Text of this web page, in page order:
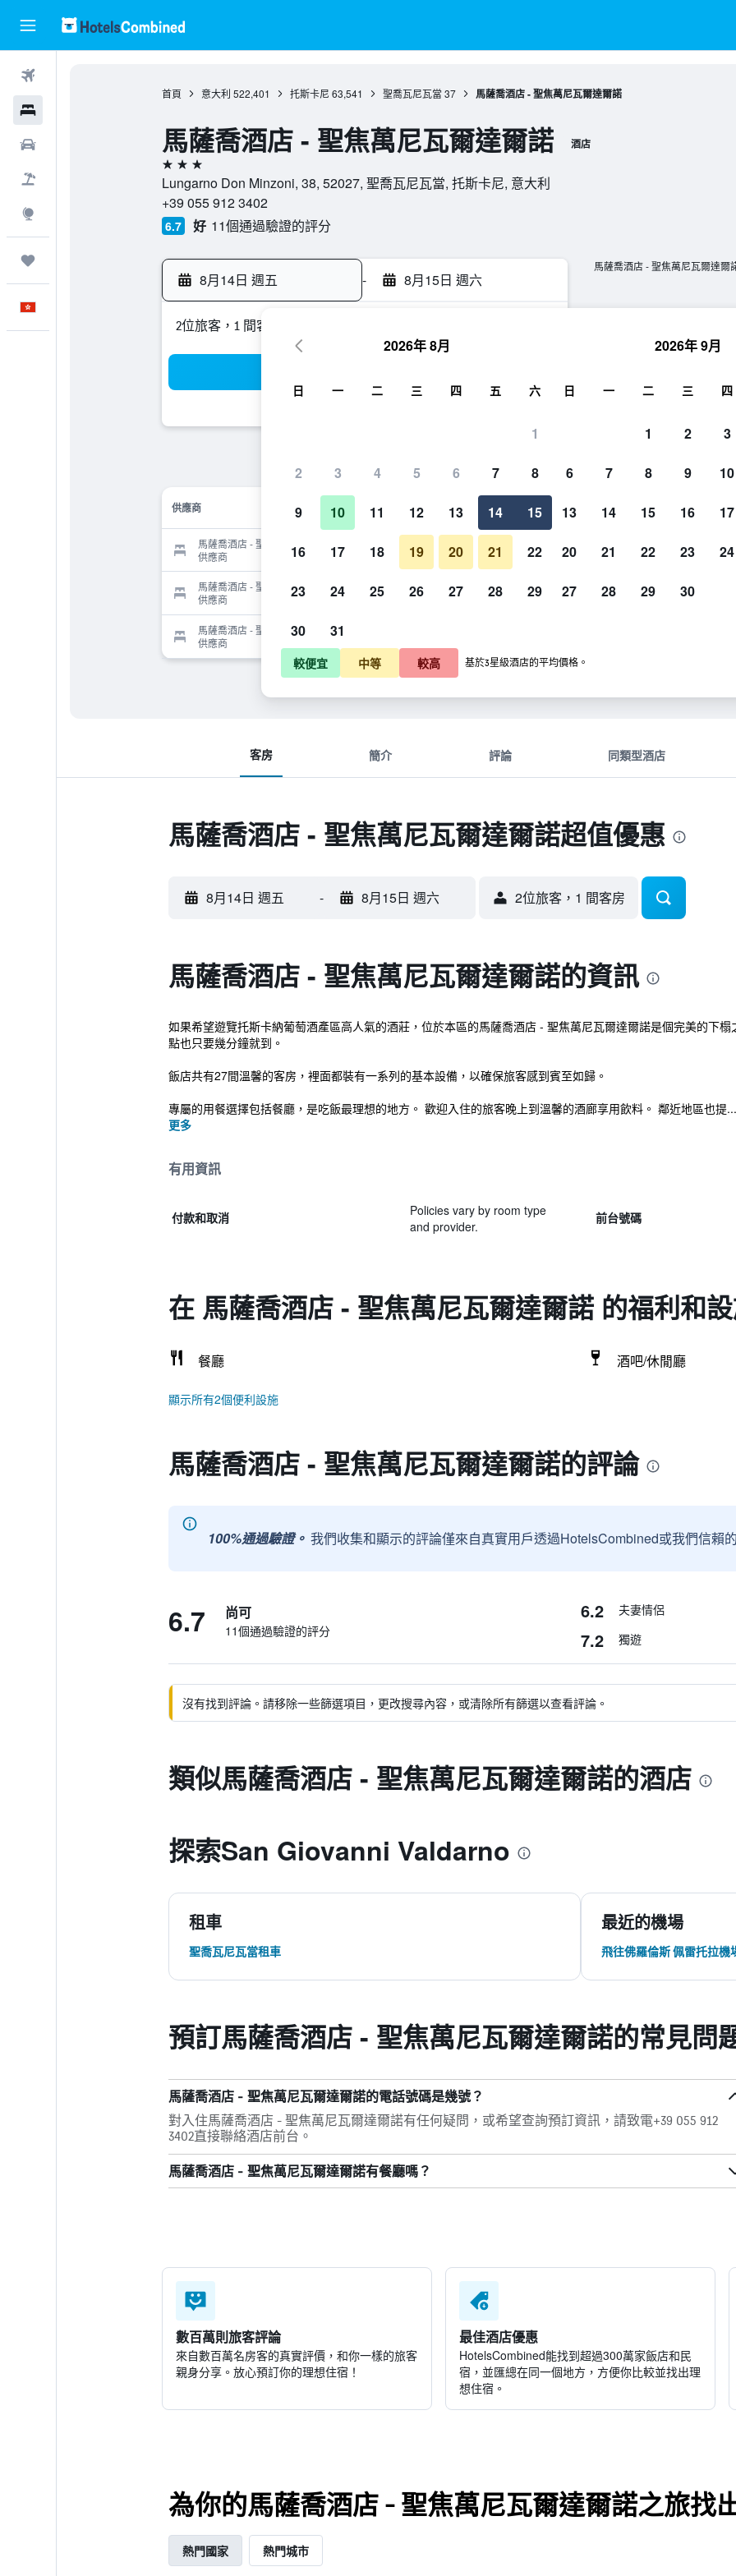
首頁 意大利 522,401 托斯卡尼 63,541 聖喬瓦尼瓦當 37 馬薩喬酒店 - 聖焦萬尼瓦爾達爾諾
馬薩喬酒店 - 聖焦萬尼瓦爾達爾諾 酒店
3星級
Lungarno Don Minzoni, 38, 52027, 聖喬瓦尼瓦當, 托斯卡尼, 意大利
+39 055 912 3402
6.7 好 11個通過驗證的評分
8月14日 週五 - 8月15日 週六
2位旅客，1 間客房
供應商
馬薩喬酒店 - 聖焦萬尼瓦爾達爾諾的
供應商
顯示價格
馬薩喬酒店 - 聖焦萬尼瓦爾達爾諾的
供應商
顯示價格
馬薩喬酒店 - 聖焦萬尼瓦爾達爾諾的
供應商
馬薩喬酒店 - 聖焦萬尼瓦爾達爾
客房 簡介 評論 同類型酒店
馬薩喬酒店 - 聖焦萬尼瓦爾達爾諾超值優惠
8月14日 週五 - 8月15日 週六 2位旅客，1 間客房
馬薩喬酒店 - 聖焦萬尼瓦爾達爾諾的資訊
如果希望遊覽托斯卡納葡萄酒產區高人氣的酒莊，位於本區的馬薩喬酒店 - 聖焦萬尼瓦爾達爾諾是個完美的下
點也只要幾分鐘就到。
飯店共有27間溫馨的客房，裡面都裝有一系列的基本設備，以確保旅客感到賓至如歸。
專屬的用餐選擇包括餐廳，是吃飯最理想的地方。 歡迎入住的旅客晚上到溫馨的酒廊享用飲料。 鄰近地區也提...
更多
有用資訊
付款和取消
Policies vary by room type
and provider.
前台號碼
在 馬薩喬酒店 - 聖焦萬尼瓦爾達爾諾 的福利和
餐廳 酒吧/休閒廳
顯示所有2個便利設施
馬薩喬酒店 - 聖焦萬尼瓦爾達爾諾的評論
100%通過驗證。 我們收集和顯示的評論僅來自真實用戶透過HotelsCombined或我們信賴
6.7 尚可
11個通過驗證的評分
6.2 夫妻情侶
7.2 獨遊
沒有找到評論。請移除一些篩選項目，更改搜尋內容，或清除所有篩選以查看評論。
類似馬薩喬酒店 - 聖焦萬尼瓦爾達爾諾的酒店
探索San Giovanni Valdarno
租車
聖喬瓦尼瓦當租車
最近的機場
飛往佛羅倫斯 佩雷托拉機
預訂馬薩喬酒店 - 聖焦萬尼瓦爾達爾諾的常見問
馬薩喬酒店 - 聖焦萬尼瓦爾達爾諾的電話號碼是幾號？
對入住馬薩喬酒店 - 聖焦萬尼瓦爾達爾諾有任何疑問，或希望查詢預訂資訊，請致電+39 055 912
3402直接聯絡酒店前台。
馬薩喬酒店 - 聖焦萬尼瓦爾達爾諾有餐廳嗎？
數百萬則旅客評論
來自數百萬名房客的真實評價，和你一樣的旅客
親身分享。放心預訂你的理想住宿！
最佳酒店優惠
HotelsCombined​能找到超過300萬家飯店和民
宿，並匯總在同一個地方，方便你比較並找出理
想住宿。
為你的馬薩喬酒店 - 聖焦萬尼瓦爾達爾諾之旅找
熱門國家 熱門城市
2026年 8月
日 一 二 三 四 五 六
1
2 3 4 5 6 7 8
9 10 11 12 13 14 15
16 17 18 19 20 21 22
23 24 25 26 27 28 29
30 31
2026年 9月
日 一 二 三 四
1 2 3
6 7 8 9 10
13 14 15 16 17
20 21 22 23 24
27 28 29 30
較便宜 中等 較高 基於3星級酒店的平均價格。